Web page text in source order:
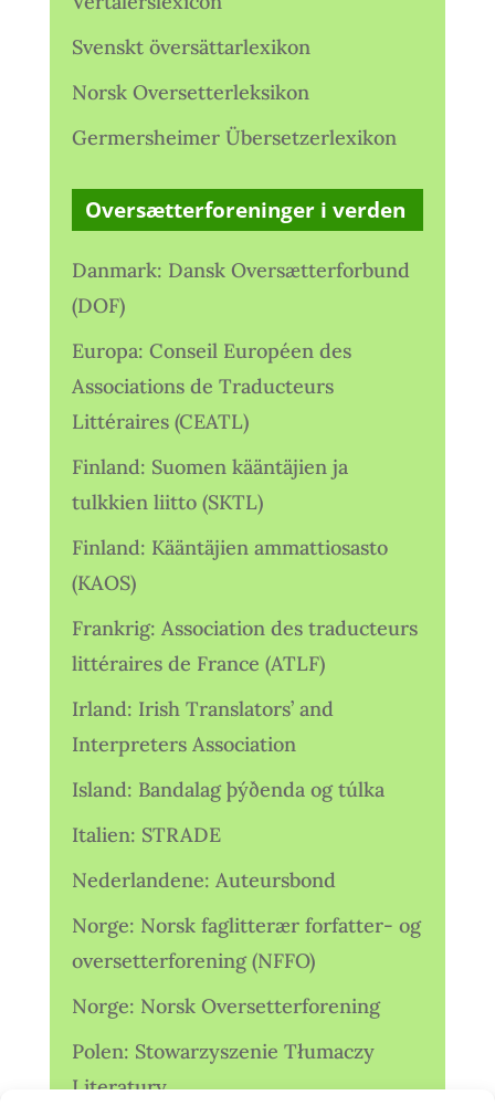
Svenskt översättarlexikon
Norsk Oversetterleksikon
Germersheimer Übersetzerlexikon
Oversætterforeninger i verden
Danmark: Dansk Oversætterforbund
(DOF)
Europa: Conseil Européen des
Associations de Traducteurs
Littéraires (CEATL)
Finland: Suomen kääntäjien ja
tulkkien liitto (SKTL)
Finland: Kääntäjien ammattiosasto
(KAOS)
Frankrig: Association des traducteurs
littéraires de France (ATLF)
Irland: Irish Translators’ and
Interpreters Association
Island: Bandalag þýðenda og túlka
Italien: STRADE
Nederlandene: Auteursbond
Norge: Norsk faglitterær forfatter- og
oversetterforening (NFFO)
Norge: Norsk Oversetterforening
Polen: Stowarzyszenie Tłumaczy
Literatury